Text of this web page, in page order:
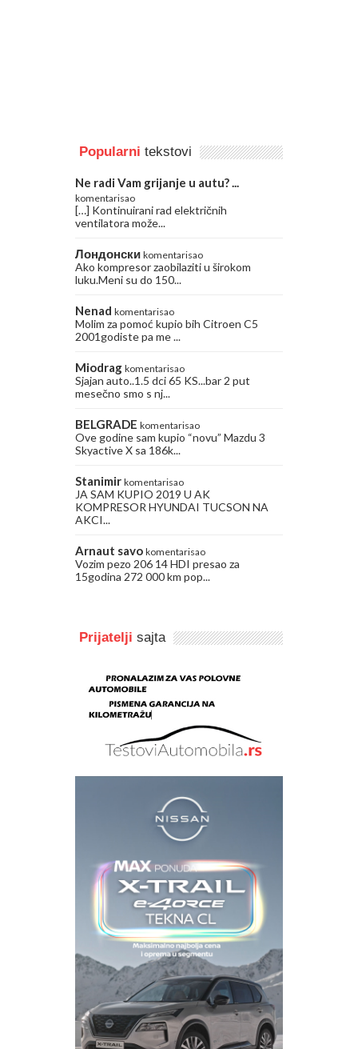
Popularni tekstovi
Ne radi Vam grijanje u autu? ...
komentarisao
[…] Kontinuirani rad električnih
ventilatora može...
Лондонски komentarisao
Ako kompresor zaobilaziti u širokom
luku.Meni su do 150...
Nenad komentarisao
Molim za pomoć kupio bih Citroen C5
2001godiste pa me ...
Miodrag komentarisao
Sjajan auto..1.5 dci 65 KS...bar 2 put
mesečno smo s nj...
BELGRADE komentarisao
Ove godine sam kupio “novu” Mazdu 3
Skyactive X sa 186k...
Stanimir komentarisao
JA SAM KUPIO 2019 U AK
KOMPRESOR HYUNDAI TUCSON NA
AKCI...
Arnaut savo komentarisao
Vozim pezo 206 14 HDI presao za
15godina 272 000 km pop...
Prijatelji sajta